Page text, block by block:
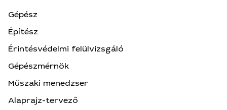
Gépész
Építész
Érintésvédelmi felülvizsgáló
Gépészmérnök
Műszaki menedzser
Alaprajz-tervező